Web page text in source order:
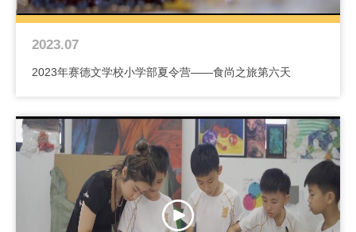
2023.07
2023年赛德文学校小学部夏令营——食尚之旅第六天